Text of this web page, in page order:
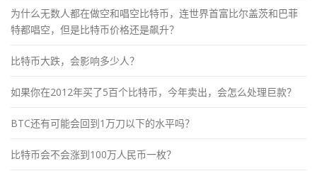
为什么无数人都在做空和唱空比特币，连世界首富比尔盖茨和巴菲
特都唱空，但是比特币价格还是飙升？
比特币大跌，会影响多少人？
如果你在2012年买了5百个比特币，今年卖出，会怎么处理巨款？
BTC还有可能会回到1万刀以下的水平吗？
比特币会不会涨到100万人民币一枚？